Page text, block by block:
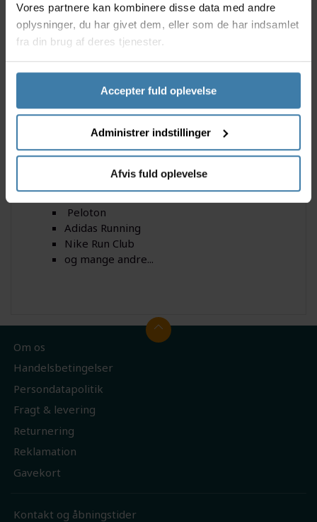
Vores partnere kan kombinere disse data med andre
oplysninger, du har givet dem, eller som de har indsamlet
fra din brug af deres tjenester.
Accepter fuld oplevelse
Administrer indstillinger
Afvis fuld oplevelse
Fakta
Mulighed for at parre op til 3 bluetooth enheder
Justerbar størrelse: 66,7 cm - 87,6 cm
Passer brystmål op til 127 cm
IPX7 vandtæt under 1,5 meter op til 30 minutter
Kan kobles til følgende apps:
Wahoo
Strava
Peloton
Adidas Running
Nike Run Club
og mange andre...
Om os
Handelsbetingelser
Persondatapolitik
Fragt & levering
Returnering
Reklamation
Gavekort
Kontakt og åbningstider